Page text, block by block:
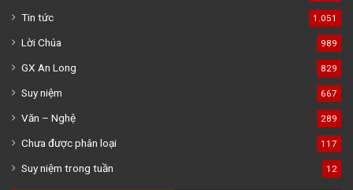
Tin tức 1.051
Lời Chúa 989
GX An Long 829
Suy niệm 667
Văn – Nghệ 289
Chưa được phân loại 117
Suy niệm trong tuần 12